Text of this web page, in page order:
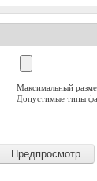
Максимальный
Допустимые типы